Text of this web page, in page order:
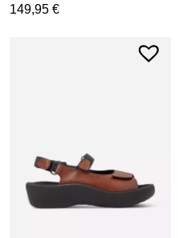
149,95€